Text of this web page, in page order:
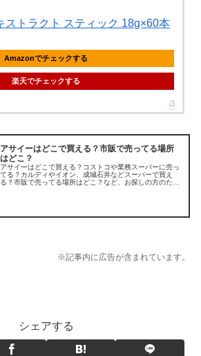
ストラクト スティック 18g×60本
Amazonでチェックする
楽天でチェックする
アサイーはどこで買える？市販で売ってる場所
はどこ？
アサイーはどこで買える？コストコや業務スーパーに売っ
てる？カルディやイオン、成城石井などスーパーで買え
る？市販で売ってる場所はどこ？など、お探しの方のため
※記事内に広告が含まれています。
シェアする